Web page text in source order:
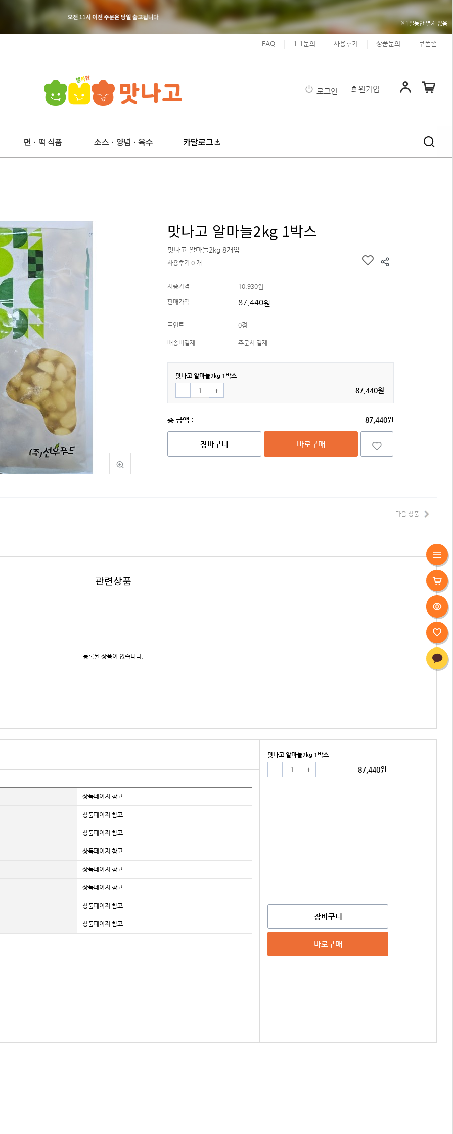
1일동안 열지 않음
FAQ 1:1문의 사용후기 상품문의 쿠폰존
로그인 회원가입
면ㆍ떡 식품 소스ㆍ양념ㆍ육수 카달로그
맛나고 알마늘2kg 1박스
맛나고 알마늘2kg 8개입
사용후기 0 개
시중가격 10,930원
판매가격 87,440원
포인트 0점
배송비결제 주문시 결제
맛나고 알마늘2kg 1박스
87,440원
총 금액 : 87,440원
장바구니 바로구매
다음 상품
관련상품
등록된 상품이 없습니다.
상품페이지 참고
상품페이지 참고
상품페이지 참고
상품페이지 참고
상품페이지 참고
상품페이지 참고
상품페이지 참고
상품페이지 참고
맛나고 알마늘2kg 1박스
87,440원
장바구니
바로구매